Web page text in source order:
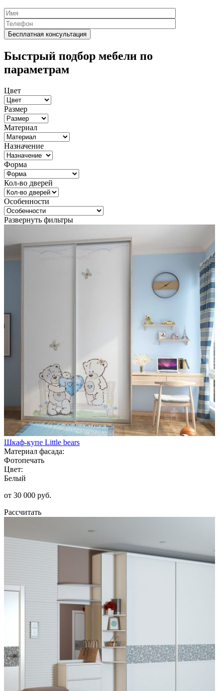
Быстрый подбор мебели по
параметрам
Цвет
Размер
Материал
Назначение
Форма
Кол-во дверей
Особенности
Развернуть фильтры
Шкаф-купе Little bears
Материал фасада:
Фотопечать
Цвет:
Белый
от 30 000 руб.
Рассчитать